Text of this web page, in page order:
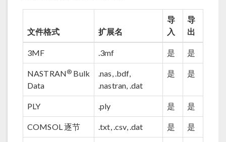
文件格式 扩展名
导
入
导
出
3MF .3mf 是 是
NASTRAN® Bulk
Data
.nas, .bdf,
.nastran, .dat
是 是
PLY .ply 是 是
COMSOL 逐节 .txt, .csv, .dat 是 是